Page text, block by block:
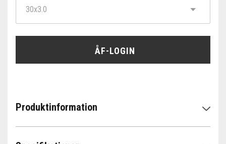
ÅF-LOGIN
Produktinformation